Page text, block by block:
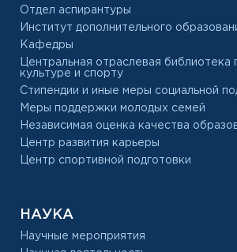
Отдел аспирантуры
Институт дополнительного
Кафедры
Центральная отраслевая библиотека
культуре и спорту
Стипендии и иные меры социальной
Меры поддержки молодых семей
Независимая оценка качества
Центр развития карьеры
Центр спортивной подготовки
НАУКА
Научные мероприятия